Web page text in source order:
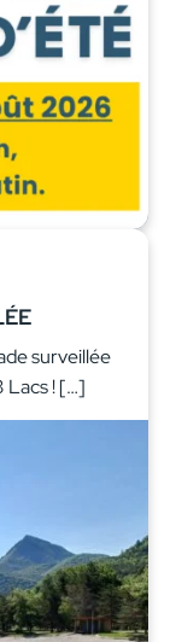
surveillée
Lacs ! […]